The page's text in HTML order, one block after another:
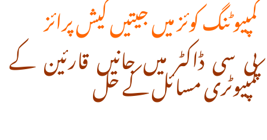
کمپیوٹنگ کوئز میں جیتیں کیش پرائز
پی سی ڈاکٹر میں جانیں قارئین کے
کمپیوٹری مسائل کے حل